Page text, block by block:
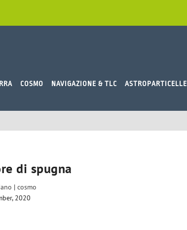
COSMO NAVIGAZIONE & TLC ASTROPARTICELLE
di spugna
|cosmo
2020